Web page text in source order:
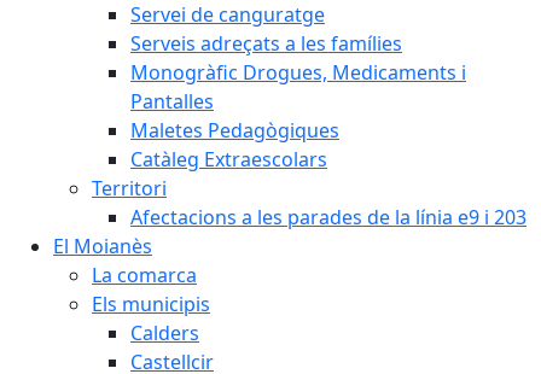
Servei de canguratge
Serveis adreçats a les famílies
Monogràfic Drogues, Medicaments i
Pantalles
Maletes Pedagògiques
Catàleg Extraescolars
Territori
Afectacions a les parades de la línia e9 i 203
El Moianès
La comarca
Els municipis
Calders
Castellcir